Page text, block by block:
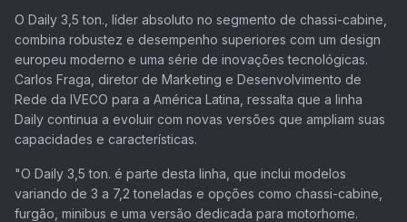
O Daily 3,5 ton., líder absoluto no segmento de chassi-cabine,
combina robustez e desempenho superiores com um design
europeu moderno e uma série de inovações tecnológicas.
Carlos Fraga, diretor de Marketing e Desenvolvimento de
Rede da IVECO para a América Latina, ressalta que a linha
Daily continua a evoluir com novas versões que ampliam suas
capacidades e características.
"O Daily 3,5 ton. é parte desta linha, que inclui modelos
variando de 3 a 7,2 toneladas e opções como chassi-cabine,
furgão, minibus e uma versão dedicada para motorhome.